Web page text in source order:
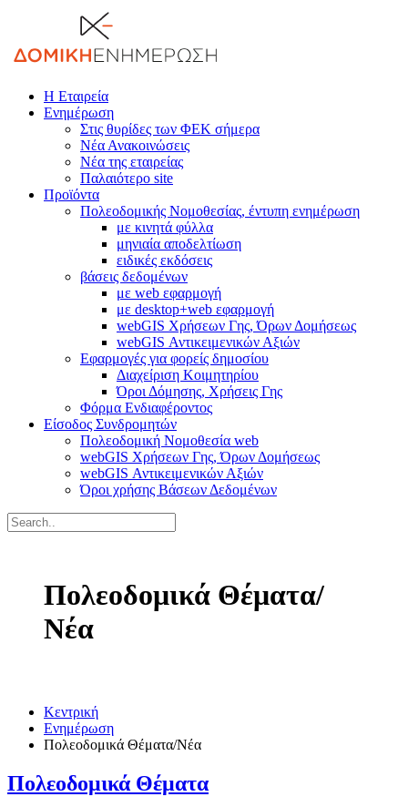
Η Εταιρεία
Ενημέρωση
Στις θυρίδες των ΦΕΚ σήμερα
Νέα Ανακοινώσεις
Νέα της εταιρείας
Παλαιότερο site
Προϊόντα
Πολεοδομικής Νομοθεσίας, έντυπη ενημέρωση
με κινητά φύλλα
μηνιαία αποδελτίωση
ειδικές εκδόσεις
βάσεις δεδομένων
με web εφαρμογή
με desktop+web εφαρμογή
webGIS Χρήσεων Γης, Όρων Δομήσεως
webGIS Αντικειμενικών Αξιών
Εφαρμογές για φορείς δημοσίου
Διαχείριση Κοιμητηρίου
Όροι Δόμησης, Χρήσεις Γης
Φόρμα Ενδιαφέροντος
Είσοδος Συνδρομητών
Πολεοδομική Νομοθεσία web
webGIS Χρήσεων Γης, Όρων Δομήσεως
webGIS Αντικειμενικών Αξιών
Όροι χρήσης Βάσεων Δεδομένων
Πολεοδομικά Θέματα/
Νέα
Κεντρική
Ενημέρωση
Πολεοδομικά Θέματα/Νέα
Πολεοδομικά Θέματα